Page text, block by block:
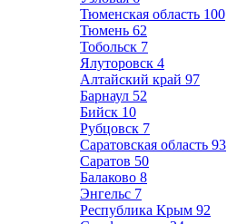
Тюменская область 100
Тюмень 62
Тобольск 7
Ялуторовск 4
Алтайский край 97
Барнаул 52
Бийск 10
Рубцовск 7
Саратовская область 93
Саратов 50
Балаково 8
Энгельс 7
Республика Крым 92